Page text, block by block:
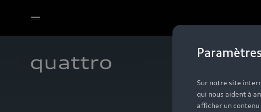
Select dealer
quattro
Sur notre site
qui nous aident à
afficher un